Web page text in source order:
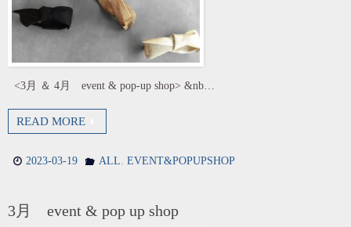
<3月 ＆ 4月 event & pop-up shop> &nb…
READ MORE
2023-03-19 ALL, EVENT&POPUPSHOP
3月 event & pop up shop